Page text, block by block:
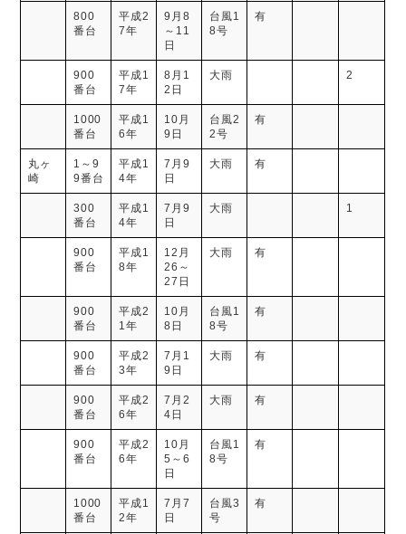
800
番台
平成2
7年
9月8
～11
日
台風1
8号
有
900
番台
平成1
7年
8月1
2日
大雨 2
1000
番台
平成1
6年
10月
9日
台風2
2号
有
丸ヶ
崎
1～9
9番台
平成1
4年
7月9
日
大雨 有
300
番台
平成1
4年
7月9
日
大雨 1
900
番台
平成1
8年
12月
26～
27日
大雨 有
900
番台
平成2
1年
10月
8日
台風1
8号
有
900
番台
平成2
3年
7月1
9日
大雨 有
900
番台
平成2
6年
7月2
4日
大雨 有
900
番台
平成2
6年
10月
5～6
日
台風1
8号
有
1000
番台
平成1
2年
7月7
日
台風3
号
有